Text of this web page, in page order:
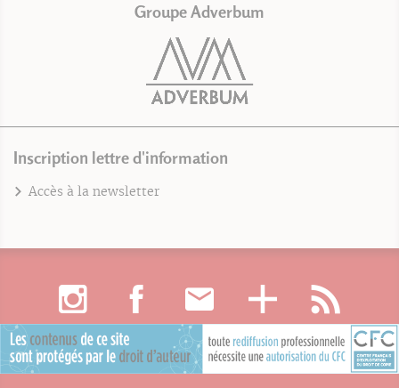
Groupe Adverbum
Inscription lettre d'information
Accès à la newsletter